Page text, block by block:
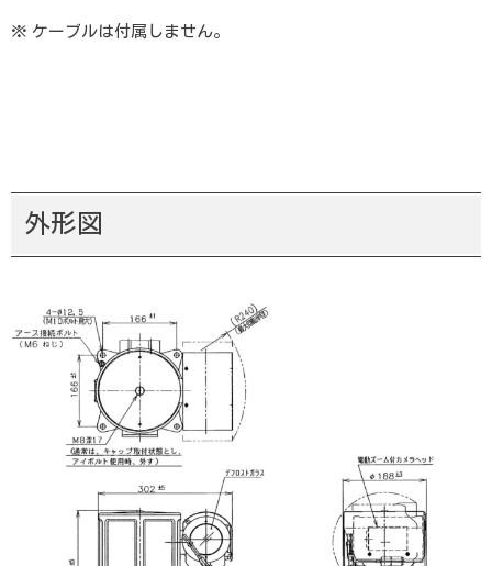
その他
適合ケーブル径
約15㎏
使用環境
-10℃～+50℃ ， 35～95%RH以下
※但し、0℃以下は通電状態とし、
耐風速： 60ｍ/秒 以下
※ ケーブルは付属しません。
外形図